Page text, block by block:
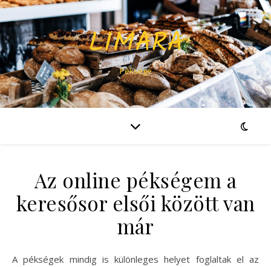
LIMARA
Péksége
Az online pékségem a
keresősor elsői között van
már
A pékségek mindig is különleges helyet foglaltak el az